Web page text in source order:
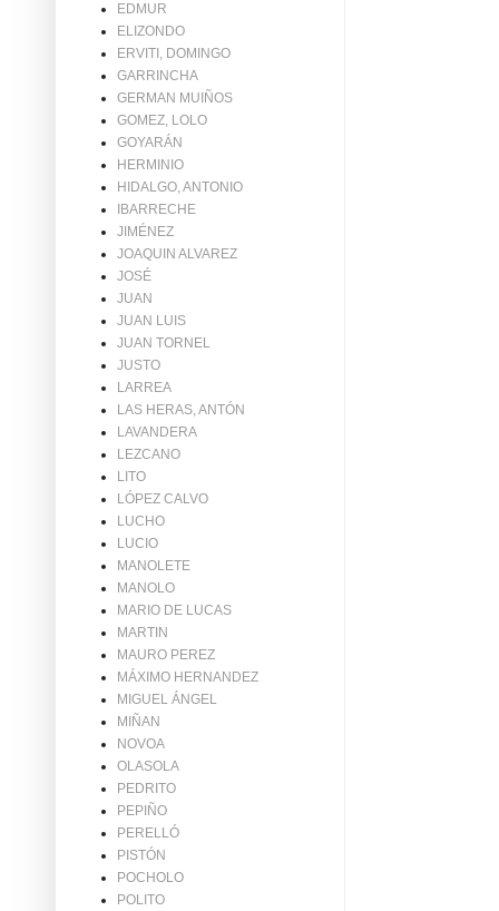
EDMUR
ELIZONDO
ERVITI, DOMINGO
GARRINCHA
GERMAN MUIÑOS
GOMEZ, LOLO
GOYARÁN
HERMINIO
HIDALGO, ANTONIO
IBARRECHE
JIMÉNEZ
JOAQUIN ALVAREZ
JOSÉ
JUAN
JUAN LUIS
JUAN TORNEL
JUSTO
LARREA
LAS HERAS, ANTÓN
LAVANDERA
LEZCANO
LITO
LÓPEZ CALVO
LUCHO
LUCIO
MANOLETE
MANOLO
MARIO DE LUCAS
MARTIN
MAURO PEREZ
MÁXIMO HERNANDEZ
MIGUEL ÁNGEL
MIÑAN
NOVOA
OLASOLA
PEDRITO
PEPIÑO
PERELLÓ
PISTÓN
POCHOLO
POLITO